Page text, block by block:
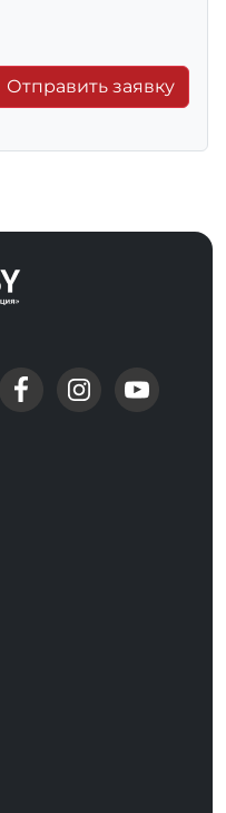
Отправить заявку